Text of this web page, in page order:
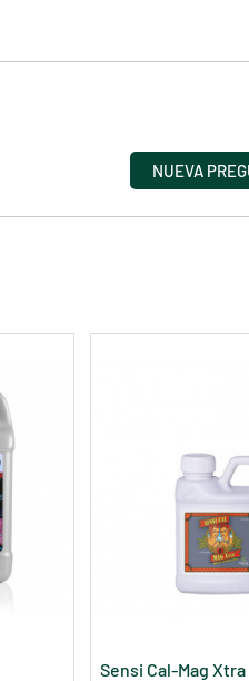
NUEVA
Sensi Cal-Mag Xtra